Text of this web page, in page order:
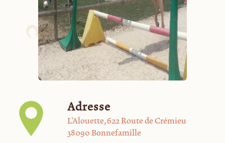
Adresse
L'Alouette, 622 Route de Crémieu
38090 Bonnefamille